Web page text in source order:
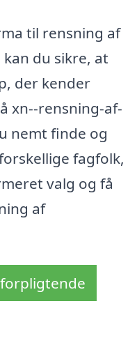
til rensning af
du sikre, at
der kender
xn--rensning-af-
nemt finde og
fagfolk,
valg og få
af